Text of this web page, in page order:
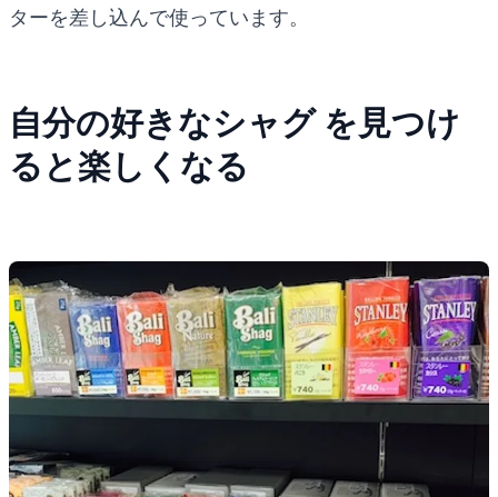
ターを差し込んで使っています。
自分の好きなシャグ を見つけ
ると楽しくなる